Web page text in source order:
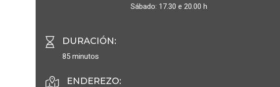
Sábado: 17.30 e 20.00 h
DURACIÓN:
85 minutos
ENDEREZO: